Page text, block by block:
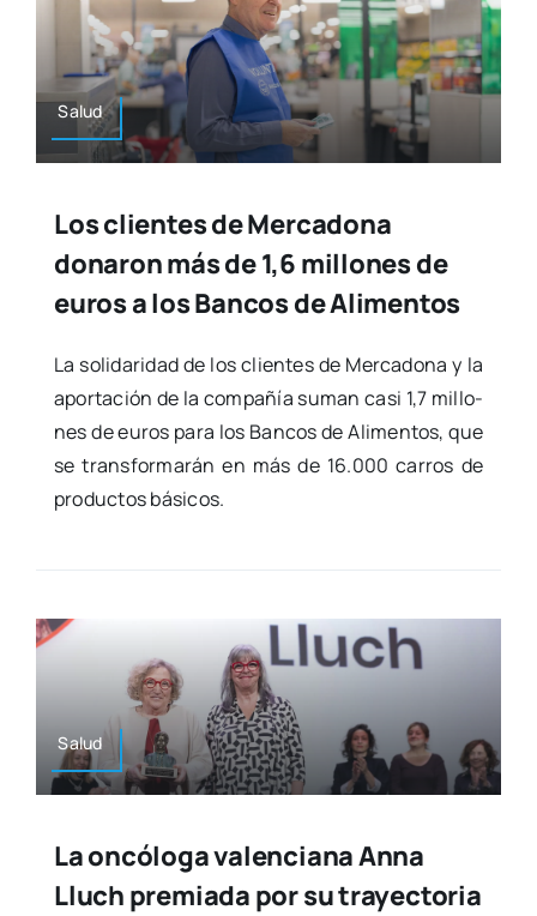
Salud
Los clientes de Mercadona
donaron más de 1,6 millones de
euros a los Bancos de Alimentos
La soli­da­ri­dad de los clien­tes de Mer­ca­do­na y la
apor­ta­ción de la com­pa­ñía suman casi 1,7 millo­
nes de euros para los Ban­cos de Ali­men­tos, que
se trans­for­ma­rán en más de 16.000 carros de
pro­duc­tos bási­cos.
Salud
La oncóloga valenciana Anna
Lluch premiada por su trayectoria